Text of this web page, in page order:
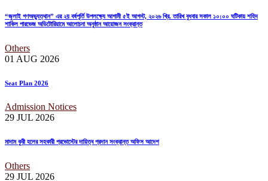
“জুলাই গণঅভ্যুত্থান” এর ২য় বর্ষপূর্তি উপলক্ষ্যে আগামী ৫ই আগস্ট, ২০২৬ খ্রি. তারিখ বুধবার সকাল ১০:০০ ঘটিকায় শহিদ
শাকিল পারভেজ অডিটোরিয়ামে আলোচনা অনুষ্ঠান আয়োজন সংক্রান্ত
Others
01 AUG 2026
Seat Plan 2026
Admission Notices
29 JUL 2026
মাদাম কুরী হলের সহকারী প্রভোস্টের দায়িত্ব প্রদান সংক্রান্ত অফিস আদেশ
Others
29 JUL 2026